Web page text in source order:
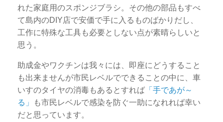
れた家庭用のスポンジブラシ。その他の部品もすべ
て島内のDIY店で安価で手に入るものばかりだし、
工作に特殊な工具も必要としない点が素晴らしいと
思う。
助成金やワクチンは我々には、即座にどうすること
も出来ませんが市民レベルでできることの中に、車
いすのタイヤの消毒もあるとすれば 「手であが～
る」
も市民レベルで感染を防ぐ一助になれれば幸い
だと思っています。